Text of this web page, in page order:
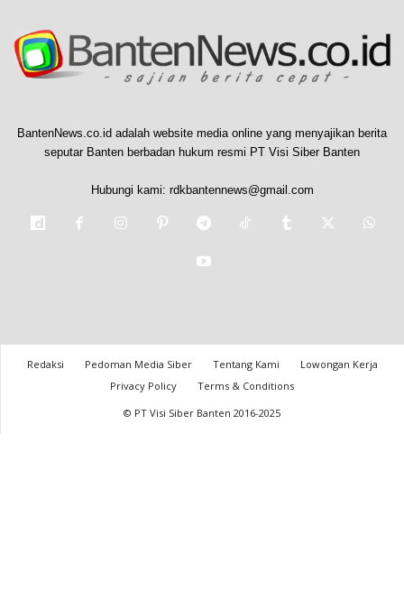
BantenNews.co.id adalah website media online yang menyajikan berita
seputar Banten berbadan hukum resmi PT Visi Siber Banten
Hubungi kami: rdkbantennews@gmail.com
Redaksi Pedoman Media Siber Tentang Kami
Lowongan Kerja
Privacy Policy
Terms & Conditions
© PT Visi Siber Banten 2016-2025